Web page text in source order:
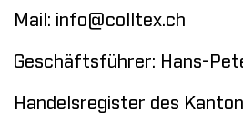
Mail: info@colltex.ch
Geschäftsführer: Hans-
Handelsregister des